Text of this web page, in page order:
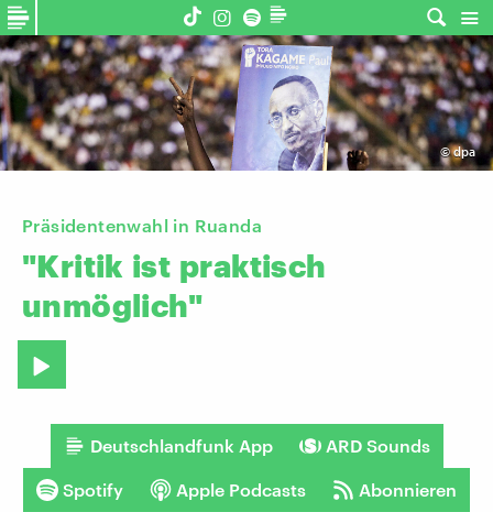
©dpa
Präsidentenwahl in Ruanda
"Kritik ist praktisch
unmöglich"
Deutschlandfunk App ARD Sounds
Spotify Apple Podcasts Abonnieren